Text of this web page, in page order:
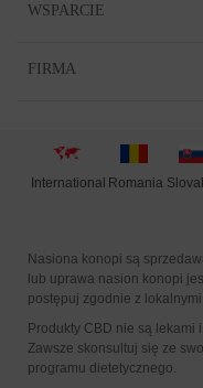
WSPARCIE
FIRMA
International Romania
Nasiona konopi są
lub uprawa nasion konopi
postępuj zgodnie z
Produkty CBD nie są lekami
Zawsze skonsultuj się ze
programu dietetycznego.